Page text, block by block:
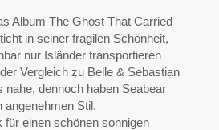
Album The Ghost That Carried
in seiner fragilen Schönheit,
nur Isländer transportieren
Vergleich zu Belle & Sebastian
nahe, dennoch haben Seabear
angenehmen Stil.
für einen schönen sonnigen